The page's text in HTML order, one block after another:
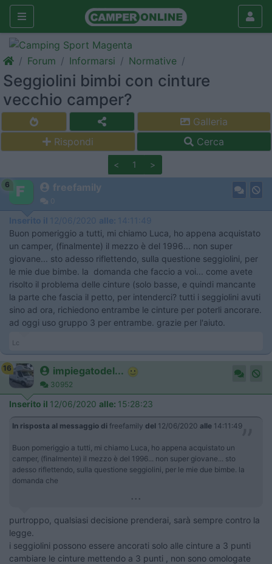
Forum Informarsi Normative
Seggiolini bimbi con cinture
vecchio camper?
Galleria
Rispondi
Cerca
< 1 >
6 freefamily
0
Inserito il 12/06/2020 alle: 14:11:49
Buon pomeriggio a tutti, mi chiamo Luca, ho appena acquistato
un camper, (finalmente) il mezzo è del 1996... non super
giovane... sto adesso riflettendo, sulla questione seggiolini, per
le mie due bimbe. la domanda che faccio a voi... come avete
risolto il problema delle cinture (solo basse, e quindi mancante
la parte che fascia il petto, per intenderci? tutti i seggiolini avuti
sino ad ora, richiedono entrambe le cinture per poterli ancorare.
ad oggi uso gruppo 3 per entrambe. grazie per l'aiuto.
Lc
16 impiegatodel...
30952
Inserito il 12/06/2020 alle: 15:28:23
In risposta al messaggio di freefamily del 12/06/2020 alle 14:11:49
Buon pomeriggio a tutti, mi chiamo Luca, ho appena acquistato un
camper, (finalmente) il mezzo è del 1996... non super giovane... sto
adesso riflettendo, sulla questione seggiolini, per le mie due bimbe. la
domanda che
...
purtroppo, qualsiasi decisione prenderai, sarà sempre contro la
legge.
i seggiolini possono essere ancorati solo alle cinture a 3 punti
cambiare le cinture mettendo a 3 punti , non sono omologate